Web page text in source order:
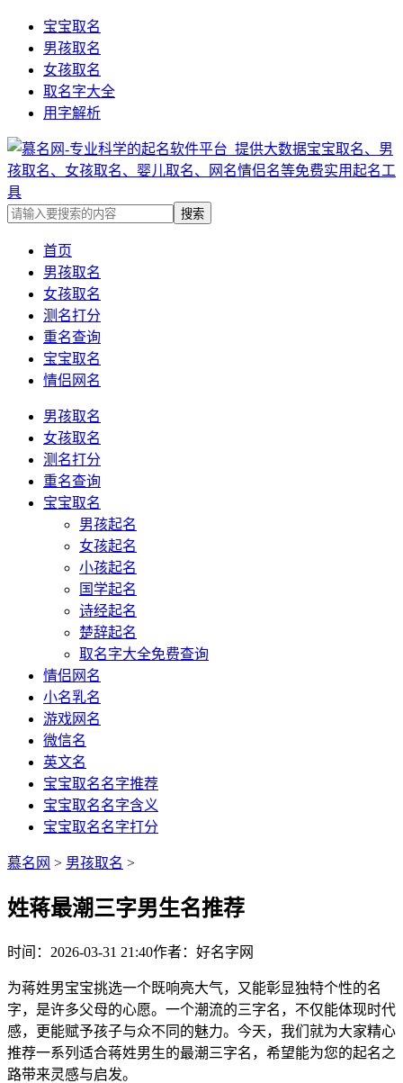
宝宝取名
男孩取名
女孩取名
取名字大全
用字解析
首页
男孩取名
女孩取名
测名打分
重名查询
宝宝取名
情侣网名
男孩取名
女孩取名
测名打分
重名查询
宝宝取名
男孩起名
女孩起名
小孩起名
国学起名
诗经起名
楚辞起名
取名字大全免费查询
情侣网名
小名乳名
游戏网名
微信名
英文名
宝宝取名名字推荐
宝宝取名名字含义
宝宝取名名字打分
慕名网 > 男孩取名 >
姓蒋最潮三字男生名推荐
时间：2026-03-31 21:40作者：好名字网
为蒋姓男宝宝挑选一个既响亮大气，又能彰显独特个性的名
字，是许多父母的心愿。一个潮流的三字名，不仅能体现时代
感，更能赋予孩子与众不同的魅力。今天，我们就为大家精心
推荐一系列适合蒋姓男生的最潮三字名，希望能为您的起名之
路带来灵感与启发。